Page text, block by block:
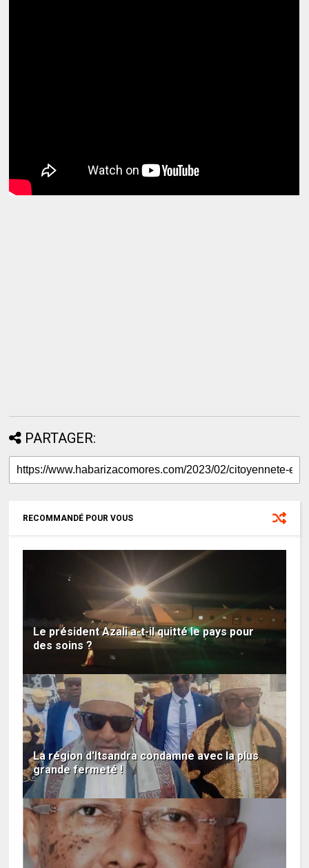
PARTAGER:
RECOMMANDÉ POUR VOUS
Le président Azali a-t-il quitté le pays pour
des soins ?
La région d'Itsandra condamne avec la plus
grande fermeté !